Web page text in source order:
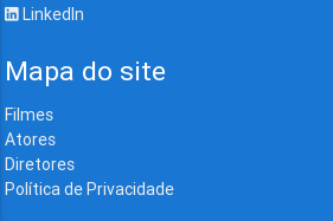
LinkedIn
Mapa do site
Filmes
Atores
Diretores
Política de Privacidade